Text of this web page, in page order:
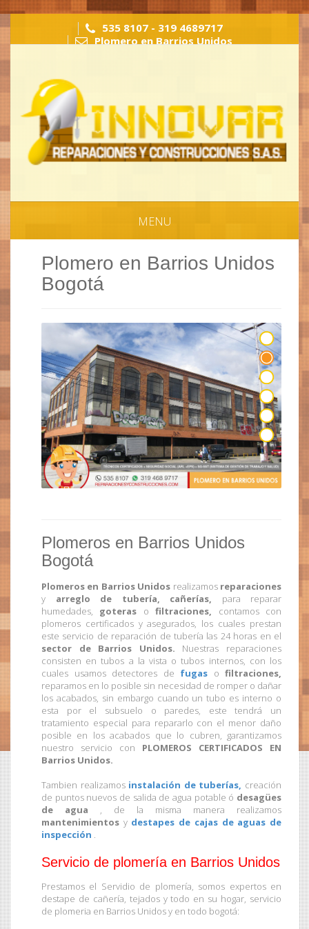
">">">
535 8107 - 319 4689717
Plomero en Barrios Unidos
MENU
Plomero en Barrios Unidos
Bogotá
Plomeros en Barrios Unidos
Bogotá
Plomeros en Barrios Unidos realizamos reparaciones
y arreglo de tubería, cañerías, para reparar
humedades, goteras ofiltraciones, contamos con
plomeros certificados y asegurados, los cuales prestan
este servicio de reparación de tubería las 24 horas en el
sector de Barrios Unidos. Nuestras reparaciones
consisten en tubos a la vista o tubos internos, con los
cuales usamos detectores de fugas o filtraciones,
reparamos en lo posible sin necesidad de romper o dañar
los acabados, sin embargo cuando un tubo es interno o
esta por el subsuelo o paredes, este tendrá un
tratamiento especial para repararlo con el menor daño
posible en los acabados que lo cubren, garantizamos
nuestro servicio con PLOMEROS CERTIFICADOS EN
Barrios Unidos.
Tambien realizamos instalación de tuberías, creación
de puntos nuevos de salida de agua potable ó desagües
de agua , de la misma manera realizamos
mantenimientos y destapes de cajas de aguas de
inspección .
Servicio de plomería en Barrios Unidos
Prestamos el Servidio de plomería, somos expertos en
destape de cañería, tejados y todo en su hogar, servicio
de plomeria en Barrios Unidos y en todo bogotá: